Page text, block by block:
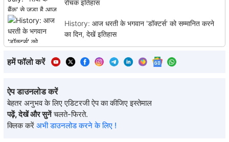
रोचक इतिहास
History: आज धरती के भगवान 'डॉक्टर्स' को सम्मानित करने
का दिन, देखें इतिहास
हमें फॉलो करें
ऐप डाउनलोड करें
बेहतर अनुभव के लिए एडिटरजी ऐप का कीजिए इस्तेमाल
पढ़ें, देखें और सुनें चलते-फिरते.
क्लिक करें अभी डाउनलोड करने के लिए !